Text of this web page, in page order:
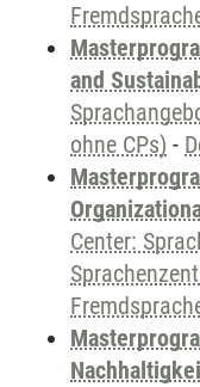
and
ohne CPs) -
Center: